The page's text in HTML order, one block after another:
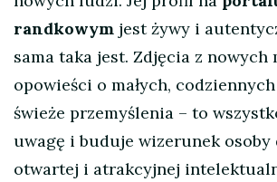
randkowym jest żywy i
sama taka jest. Zdjęcia z nowych
opowieści o małych,
świeże przemyślenia – to
uwagę i buduje wizerunek osoby
otwartej i atrakcyjnej